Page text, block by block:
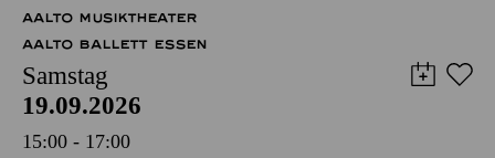
AALTO MUSIKTHEATER
AALTO BALLETT ESSEN
Samstag
19.09.2026
15:00 - 17:00